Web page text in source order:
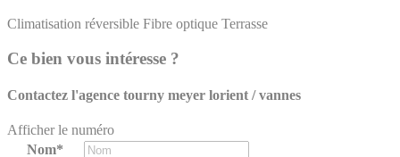
Climatisation réversible Fibre optique Terrasse
Ce bien vous intéresse ?
Contactez l'agence tourny meyer lorient / vannes
Afficher le numéro
Nom*